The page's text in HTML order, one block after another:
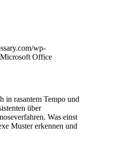
wp-
Microsoft Office
rasantem Tempo und
über
Was einst
Muster erkennen und